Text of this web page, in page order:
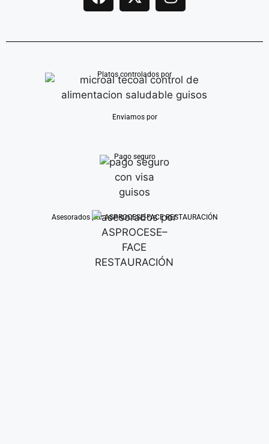
Platos controlados por
Enviamos por
Pago seguro
Asesorados por ASPROCESE-FACE RESTAURACIÓN